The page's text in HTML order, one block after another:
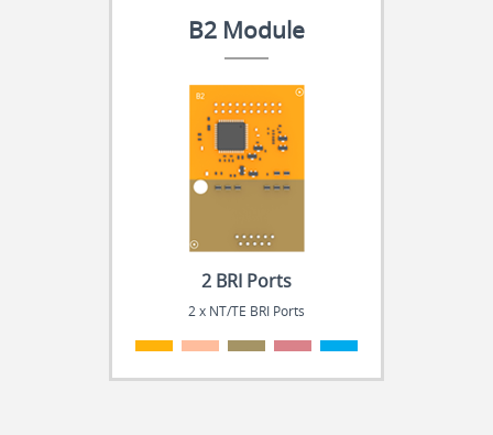
B2 Module
2 BRI Ports
2 x NT/TE BRI Ports
.
. . . .